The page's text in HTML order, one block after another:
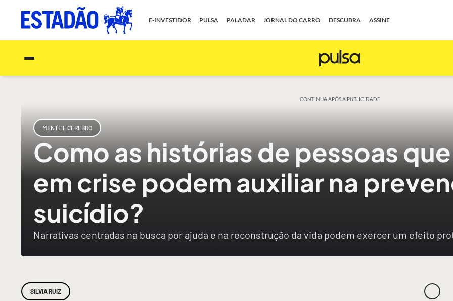
E-INVESTIDOR PULSA PALADAR JORNAL DO CARRO DESCUBRA ASSINE
CONTINUA APÓS A PUBLICIDADE
MENTE E CÉREBRO
Como as histórias de pessoas
em crise podem auxiliar na
suicídio?
Narrativas centradas na busca por ajuda e na reconstrução da vida podem exercer um efeito
SILVIA RUIZ